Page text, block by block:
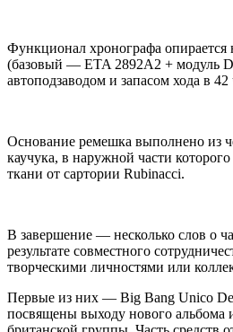
Функционал хронографа
(базовый — ETA 2892A2 + модуль
автоподзаводом и запасом хода в 42
Основание ремешка выполнено из
каучука, в наружной части
ткани от сартории Rubinacci.
В завершение — несколько слов о
результате совместного
творческими личностями или
Первые из них — Big Bang Unico
посвящены выходу нового альбома